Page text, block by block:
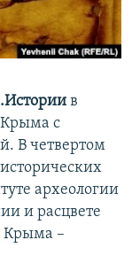
в
Крыма с
В четвертом
археологии
и расцвете
Крыма –